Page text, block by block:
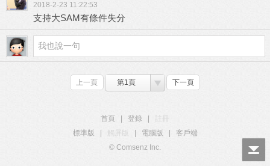
2018-2-23 11:22:53
支持大SAM有條件失分
上一頁 第1頁 下一頁
首頁 登錄
標準版
觸屏版 電腦版
客戶端
© Comsenz Inc.